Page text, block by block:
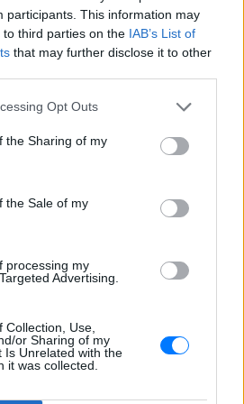
participants. This information may
third parties on the IAB’s List of
that may further disclose it to other
Opt Outs
the Sharing of my
the Sale of my
processing my
Advertising.
Use,
or Sharing of my
Is Unrelated with the
it was collected.
Ένας κάτοχος εισιτηρίου
διαρκείας είναι μόλις 2 μηνών
ΣΉΜΕΡΑ
Διακοπές στη Μύκονο για τη
Βάλια Χατζηθεοδώρου ‑ οι
ΣΉΜΕΡΑ
καλοκαιρινές της διακοπές στο νησί των
ανέμων